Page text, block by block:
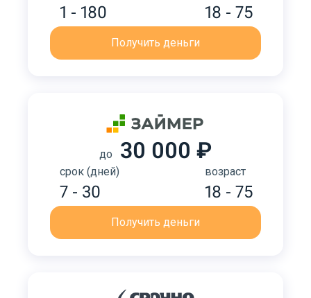
1 - 180 18 - 75
Получить деньги
до 30 000 ₽
срок (дней)
7 - 30
возраст
18 - 75
Получить деньги